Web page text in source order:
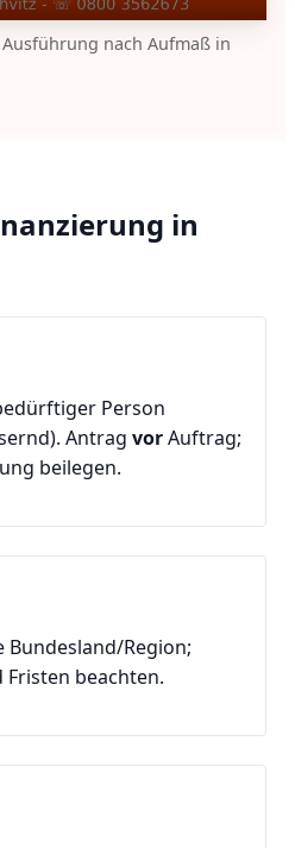
nach Aufmaß in
in
Person
Antrag vorAuftrag;
beilegen.
Region;
beachten.